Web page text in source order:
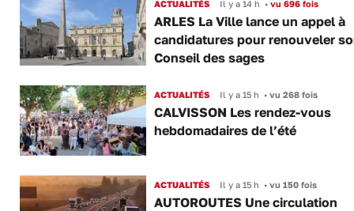
ACTUALITÉS Il y a 14 h •vu 696 fois
ARLES La Ville lance un appel à
candidatures pour renouveler
Conseil des sages
ACTUALITÉS Il y a 15 h •vu 268 fois
CALVISSON Les rendez-vous
hebdomadaires de l’été
ACTUALITÉS Il y a 15 h •vu 150 fois
AUTOROUTES Une circulation